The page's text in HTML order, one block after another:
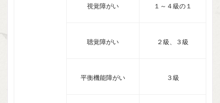
視覚障がい １～４級の１
聴覚障がい ２級、３級
平衡機能障がい ３級